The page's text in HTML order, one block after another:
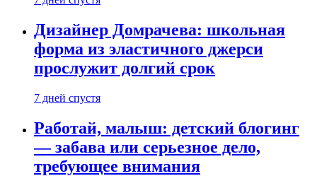
Дизайнер Домрачева: школьная
форма из эластичного джерси
прослужит долгий срок
7 дней спустя
Работай, малыш: детский блогинг
— забава или серьезное дело,
требующее внимания